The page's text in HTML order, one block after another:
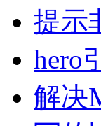
提示
hero
解决